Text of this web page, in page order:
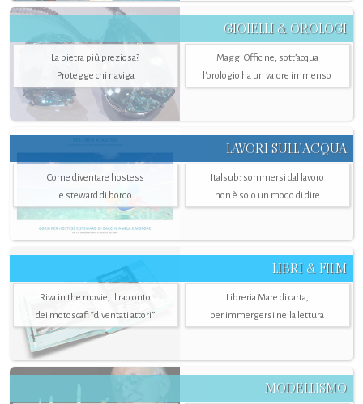
GIOIELLI & OROLOGI
La pietra più preziosa?
Protegge chi naviga
Maggi Officine, sott’acqua
l'orologio ha un valore immenso
LAVORI SULL’ACQUA
Come diventare hostess
e steward di bordo
Italsub: sommersi dal lavoro
non è solo un modo di dire
LIBRI & FILM
Riva in the movie, il racconto
dei motoscafi “diventati attori”
Libreria Mare di carta,
per immergersi nella lettura
MODELLISMO